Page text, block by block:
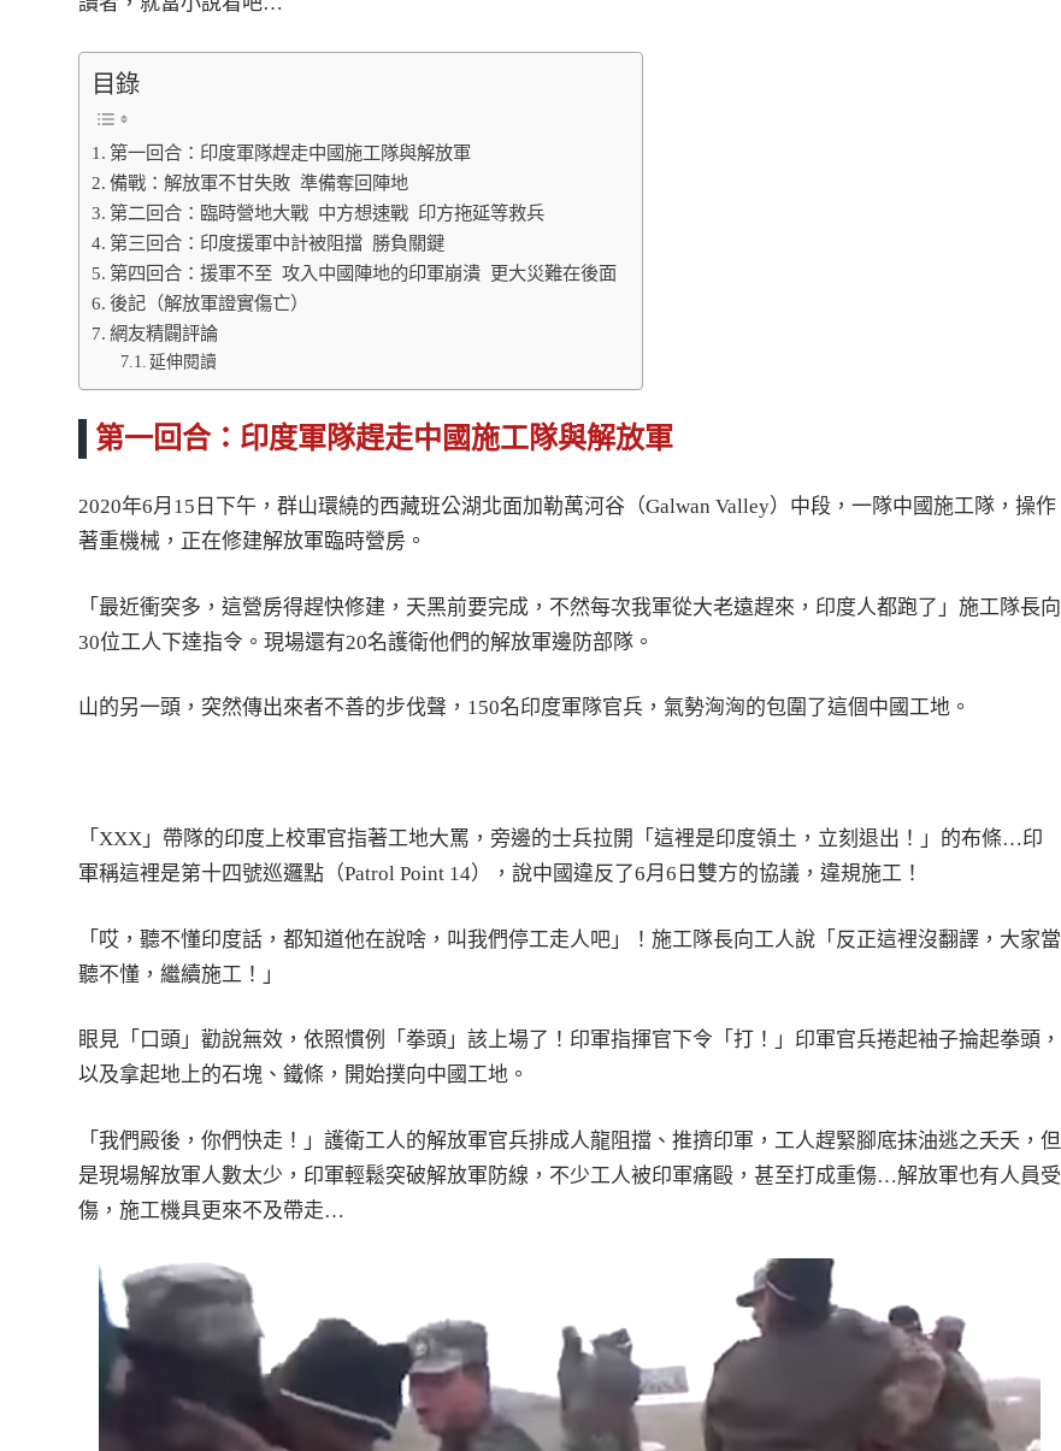
目錄
第一回合：印度軍隊趕走中國施工隊與解放軍
備戰：解放軍不甘失敗 準備奪回陣地
第二回合：臨時營地大戰 中方想速戰 印方拖延等救兵
第三回合：印度援軍中計被阻擋 勝負關鍵
第四回合：援軍不至 攻入中國陣地的印軍崩潰 更大災難在後面
後記（解放軍證實傷亡）
網友精闢評論
延伸閱讀
第一回合：印度軍隊趕走中國施工隊與解放軍
2020年6月15日下午，群山環繞的西藏班公湖北面加勒萬河谷（Galwan Valley）中段，一隊中國施工隊，操作
著重機械，正在修建解放軍臨時營房。
「最近衝突多，這營房得趕快修建，天黑前要完成，不然每次我軍從大老遠趕來，印度人都跑了」施工隊長向
30位工人下達指令。現場還有20名護衛他們的解放軍邊防部隊。
山的另一頭，突然傳出來者不善的步伐聲，150名印度軍隊官兵，氣勢洶洶的包圍了這個中國工地。
「XXX」帶隊的印度上校軍官指著工地大罵，旁邊的士兵拉開「這裡是印度領土，立刻退出！」的布條…印
軍稱這裡是第十四號巡邏點（Patrol Point 14），說中國違反了6月6日雙方的協議，違規施工！
「哎，聽不懂印度話，都知道他在說啥，叫我們停工走人吧」！施工隊長向工人說「反正這裡沒翻譯，大家當
聽不懂，繼續施工！」
眼見「口頭」勸說無效，依照慣例「拳頭」該上場了！印軍指揮官下令「打！」印軍官兵捲起袖子掄起拳頭，
以及拿起地上的石塊、鐵條，開始撲向中國工地。
「我們殿後，你們快走！」護衛工人的解放軍官兵排成人龍阻擋、推擠印軍，工人趕緊腳底抹油逃之夭夭，但
是現場解放軍人數太少，印軍輕鬆突破解放軍防線，不少工人被印軍痛毆，甚至打成重傷…解放軍也有人員受
傷，施工機具更來不及帶走…